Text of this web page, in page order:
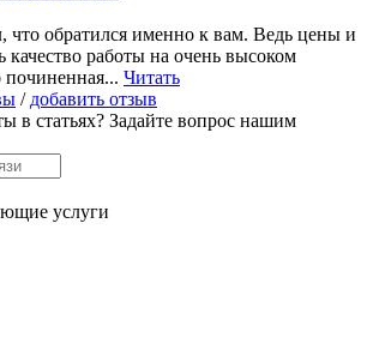
что обратился именно к вам. Ведь цены и
качество работы на очень высоком
починенная... Читать
/ добавить отзыв
в статьях? Задайте вопрос нашим
услуги